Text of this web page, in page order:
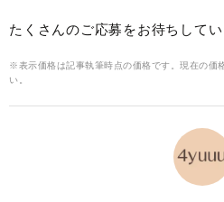
たくさんのご応募をお待ちしてい
※表示価格は記事執筆時点の価格です。現在の価
い。